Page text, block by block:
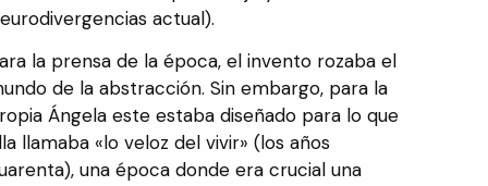
actual).
la prensa de la época, el invento rozaba el
de la abstracción. Sin embargo, para la
Ángela este estaba diseñado para lo que
llamaba «lo veloz del vivir» (los años
una época donde era crucial una